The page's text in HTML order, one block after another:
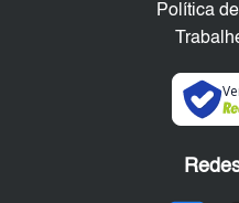
Política